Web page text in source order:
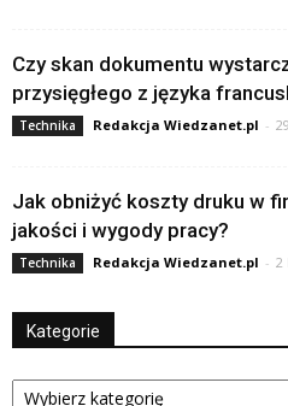
Czy skan dokumentu
przysięgłego z języka
Technika Redakcja Wiedzanet.pl -
Jak obniżyć koszty druku w
jakości i wygody pracy?
Technika Redakcja Wiedzanet.pl - 2
Kategorie
Kategorie